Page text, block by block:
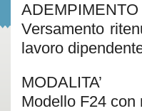
ADEMPIMENTO
Versamento
lavoro
MODALITA’
Modello F24 con